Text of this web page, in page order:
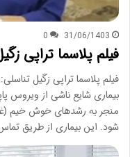
31/06/1403
0
فیلم پلاسما تراپی
فیلم پلاسما تراپی زگیل
منجر به رشدهای خوش خیم
شود. این بیماری از طریق